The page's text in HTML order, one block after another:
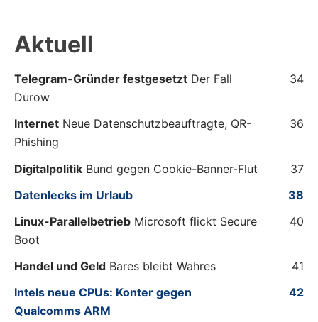
Aktuell
Telegram-Gründer festgesetzt Der Fall
Durow
34
Internet Neue Datenschutzbeauftragte, QR-
Phishing
36
Digitalpolitik Bund gegen Cookie-Banner-Flut
37
Datenlecks im Urlaub
38
Linux-Parallelbetrieb Microsoft flickt Secure
Boot
40
Handel und Geld Bares bleibt Wahres
41
Intels neue CPUs: Konter gegen
Qualcomms ARM
42